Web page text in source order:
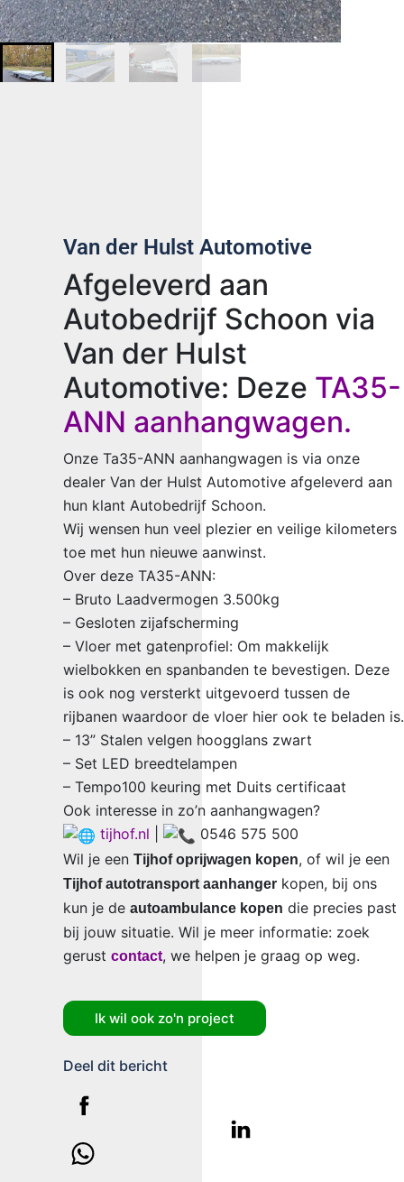
Van der Hulst Automotive
Afgeleverd aan
Autobedrijf Schoon via
Van der Hulst
Automotive: Deze TA35-
ANN aanhangwagen.
Onze Ta35-ANN aanhangwagen is via onze
dealer Van der Hulst Automotive afgeleverd aan
hun klant Autobedrijf Schoon.
Wij wensen hun veel plezier en veilige kilometers
toe met hun nieuwe aanwinst.
Over deze TA35-ANN:
– Bruto Laadvermogen 3.500kg
– Gesloten zijafscherming
– Vloer met gatenprofiel: Om makkelijk
wielbokken en spanbanden te bevestigen. Deze
is ook nog versterkt uitgevoerd tussen de
rijbanen waardoor de vloer hier ook te beladen is.
– 13” Stalen velgen hoogglans zwart
– Set LED breedtelampen
– Tempo100 keuring met Duits certificaat
Ook interesse in zo’n aanhangwagen?
tijhof.nl
0546 575 500
Wil je een Tijhof oprijwagen kopen, of wil je een
Tijhof autotransport aanhanger kopen, bij ons
kun je de autoambulance kopen die precies past
bij jouw situatie. Wil je meer informatie: zoek
gerust contact, we helpen je graag op weg.
Ik wil ook zo'n project
Deel dit bericht